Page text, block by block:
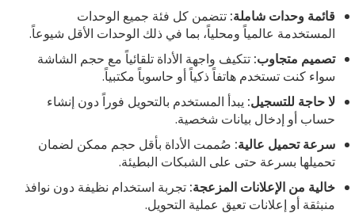
قائمة وحدات شاملة: تتضمن كل فئة جميع الوحدات
المستخدمة عالمياً ومحلياً، بما في ذلك الوحدات الأقل شيوعاً.
تصميم متجاوب: تتكيف واجهة الأداة تلقائياً مع حجم الشاشة
سواء كنت تستخدم هاتفاً ذكياً أو حاسوباً مكتبياً.
لا حاجة للتسجيل: يبدأ المستخدم بالتحويل فوراً دون إنشاء
حساب أو إدخال بيانات شخصية.
سرعة تحميل عالية: صُممت الأداة بأقل حجم ممكن لضمان
تحميلها بسرعة حتى على الشبكات البطيئة.
خالية من الإعلانات المزعجة: تجربة استخدام نظيفة دون نوافذ
منبثقة أو إعلانات تعيق عملية التحويل.